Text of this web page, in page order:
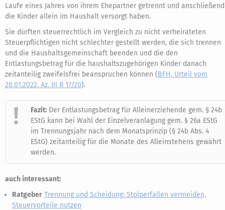
Laufe eines Jahres von ihrem Ehepartner getrennt und anschließend
die Kinder allein im Haushalt versorgt haben.
Sie dürften steuerrechtlich im Vergleich zu nicht verheirateten
Steuerpflichtigen nicht schlechter gestellt werden, die sich trennen
und die Haushaltsgemeinschaft beenden und die den
Entlastungsbetrag für die haushaltszugehörigen Kinder danach
zeitanteilig zweifelsfrei beanspruchen können (BFH, Urteil vom
28.01.2022, Az. III R 17/20).
Fazit: Der Entlastungsbetrag für Alleinerziehende gem. § 24b
EStG kann bei Wahl der Einzelveranlagung gem. § 26a EStG
im Trennungsjahr nach dem Monatsprinzip (§ 24b Abs. 4
EStG) zeitanteilig für die Monate des Alleinstehens gewährt
werden.
auch interessant:
Ratgeber Trennung und Scheidung: Stolperfallen vermeiden,
Steuervorteile nutzen